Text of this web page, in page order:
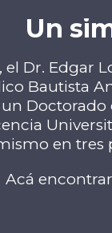
Un
Dr. Edgar
Bautista
Doctorado
en tres
Acá